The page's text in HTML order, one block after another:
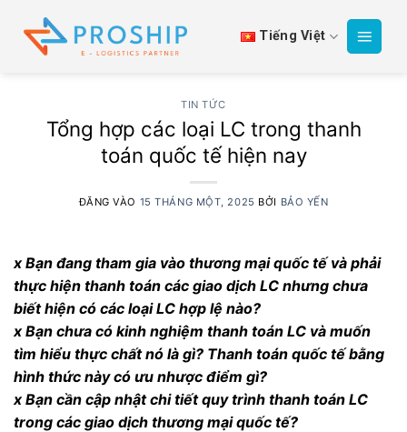
qua
Tiếng Việt
TIN TỨC
Tổng hợp các loại LC trong thanh
toán quốc tế hiện nay
ĐĂNG VÀO 15 THÁNG MỘT, 2025 BỞI BẢO YẾN
x Bạn đang tham gia vào thương mại quốc tế và phải
thực hiện thanh toán các giao dịch LC nhưng chưa
biết hiện có các loại LC hợp lệ nào?
x Bạn chưa có kinh nghiệm thanh toán LC và muốn
tìm hiểu thực chất nó là gì? Thanh toán quốc tế bằng
hình thức này có ưu nhược điểm gì?
x Bạn cần cập nhật chi tiết quy trình thanh toán LC
trong các giao dịch thương mại quốc tế?